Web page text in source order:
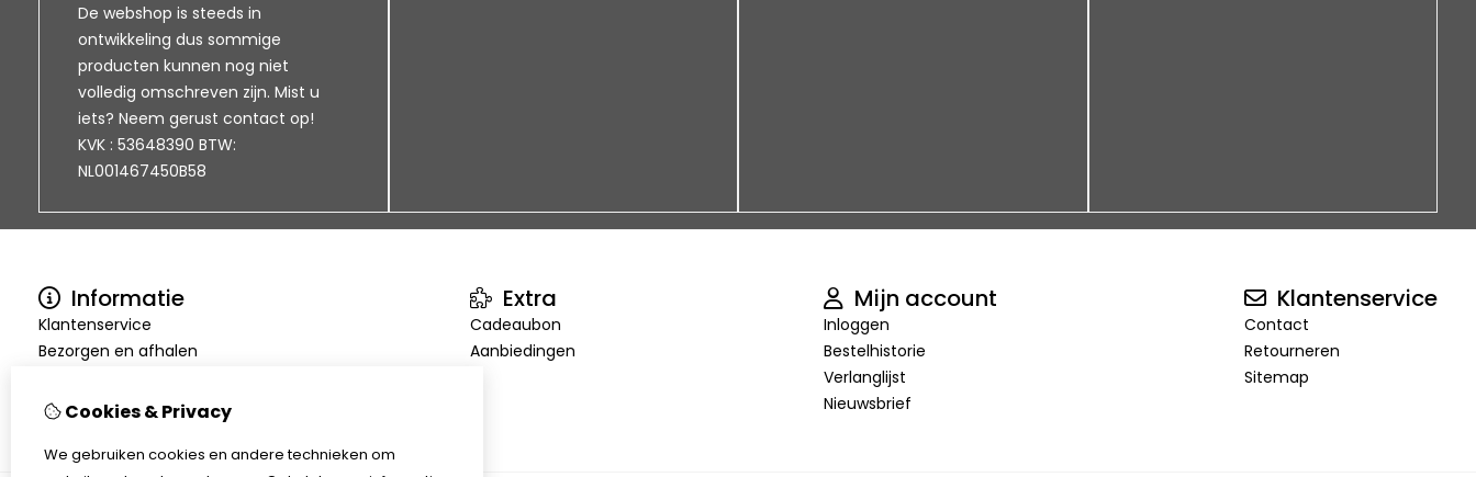
De webshop is steeds in
ontwikkeling dus sommige
producten kunnen nog niet
volledig omschreven zijn. Mist u
iets? Neem gerust contact op!
KVK : 53648390 BTW:
NL001467450B58
Informatie
Klantenservice
Bezorgen en afhalen
Algemene voorwaarden
Extra
Cadeaubon
Aanbiedingen
Mijn account
Inloggen
Bestelhistorie
Verlanglijst
Nieuwsbrief
Klantenservice
Contact
Retourneren
Sitemap
Cookies & Privacy
We gebruiken cookies en andere technieken om